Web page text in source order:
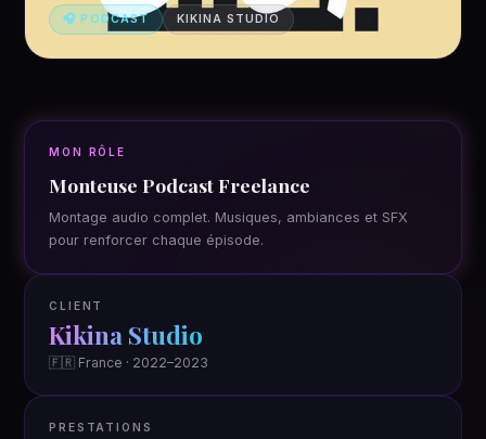
🎧 PODCAST KIKINA STUDIO
MON RÔLE
Monteuse Podcast Freelance
Montage audio complet. Musiques, ambiances et SFX
pour renforcer chaque épisode.
CLIENT
Kikina Studio
🇫🇷 France · 2022–2023
PRESTATIONS